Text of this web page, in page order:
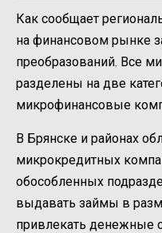
Как сообщает
на финансовом рынке
преобразований. Все
разделены на две
микрофинансовые
В Брянске и районах
микрокредитных
обособленных
выдавать займы в
привлекать денежные